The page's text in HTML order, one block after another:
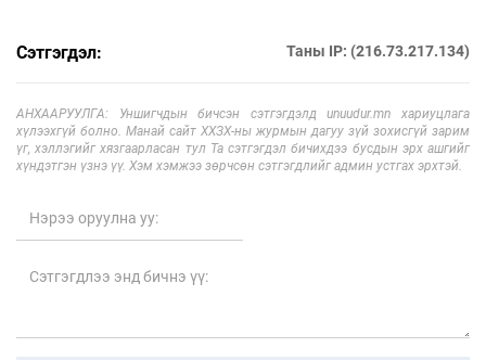
Сэтгэгдэл: Таны IP: (216.73.217.134)
АНХААРУУЛГА: Уншигчдын бичсэн сэтгэгдэлд unuudur.mn хариуцлага
хүлээхгүй болно. Манай сайт ХХЗХ-ны журмын дагуу зүй зохисгүй зарим
үг, хэллэгийг хязгаарласан тул Та сэтгэгдэл бичихдээ бусдын эрх ашгийг
хүндэтгэн үзнэ үү. Хэм хэмжээ зөрчсөн сэтгэгдлийг админ устгах эрхтэй.